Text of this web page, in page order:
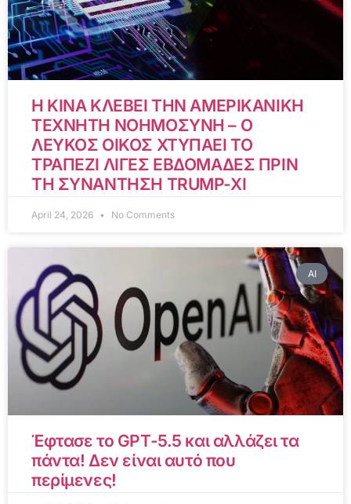
Η ΚΙΝΑ ΚΛΕΒΕΙ ΤΗΝ ΑΜΕΡΙΚΑΝΙΚΗ
ΤΕΧΝΗΤΗ ΝΟΗΜΟΣΥΝΗ – Ο
ΛΕΥΚΟΣ ΟΙΚΟΣ ΧΤΥΠΑΕΙ ΤΟ
ΤΡΑΠΕΖΙ ΛΙΓΕΣ ΕΒΔΟΜΑΔΕΣ ΠΡΙΝ
ΤΗ ΣΥΝΑΝΤΗΣΗ TRUMP-XI
April 24, 2026 No Comments
AI
Έφτασε το GPT-5.5 και αλλάζει τα
πάντα! Δεν είναι αυτό που
περίμενες!